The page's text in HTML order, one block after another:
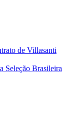
de Villasanti
Seleção Brasileira